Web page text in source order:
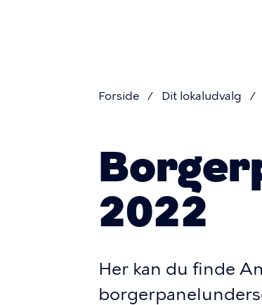
Forside Dit lokaludvalg
2022
Her kan du finde